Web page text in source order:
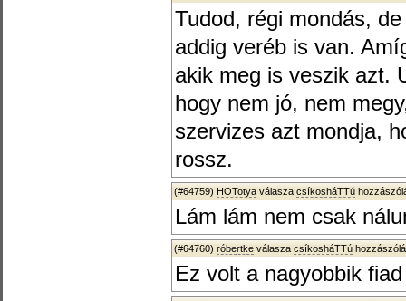
Tudod, régi mondás,
addig veréb is van.
akik meg is veszik azt.
hogy nem jó, nem
szervizes azt mondja,
rossz.
(#64759) HOTotya válasza csíkosháTTú
Lám lám nem csak
(#64760) róbertke válasza csíkosháTTú
Ez volt a nagyobbik